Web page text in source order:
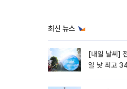
최신 뉴스
[내일 날씨]
일 낮 최고